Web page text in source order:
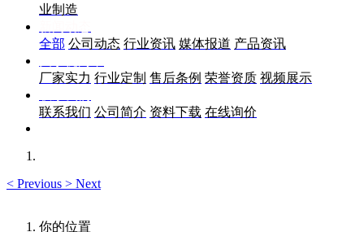
业制造
全部 公司动态 行业资讯 媒体报道 产品资讯
厂家实力 行业定制 售后条例 荣誉资质 视频展示
联系我们 公司简介 资料下载 在线询价
< Previous > Next
你的位置